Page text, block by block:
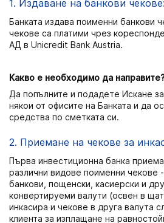
1. Издаване на банкови чекове:
Банката издава поименни банкови
чекове са платими чрез
АД в Unicredit Bank Austria.
Какво е необходимо да
Да попълните и подадете Искане
някои от офисите на Банката и да
средства по сметката си.
2. Приемане на чекове за
Първа инвестиционна банка
различни видове поименни чекове
банкови, пощенски, касиерски и
конвертируеми валути (освен в
инкасира и чекове в друга валута
клиента за изплащане на